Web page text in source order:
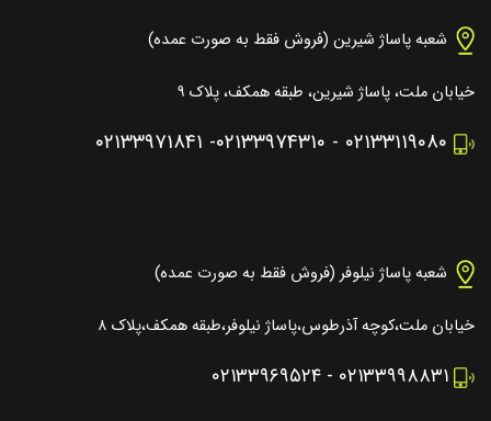
شعبه پاساژ شیرین (فروش فقط به صورت عمده)
خیابان ملت، پاساژ شیرین، طبقه همکف، پلاک ۹
۰۲۱۳۳۱۱۹۰۸۰ - ۰۲۱۳۳۹۷۴۳۱۰- ۰۲۱۳۳۹۷۱۸۴۱
شعبه پاساژ نیلوفر (فروش فقط به صورت عمده)
خیابان ملت،کوچه آذرطوس،پاساژ نیلوفر،طبقه همکف،پلاک ۸
۰۲۱۳۳۹۹۸۸۳۱ - ۰۲۱۳۳۹۶۹۵۲۴